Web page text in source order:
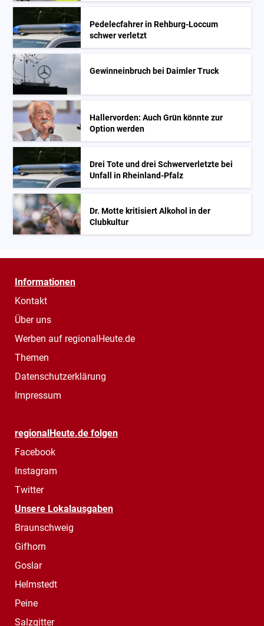
Pedelecfahrer in Rehburg-Loccum
schwer verletzt
Gewinneinbruch bei Daimler Truck
Hallervorden: Auch Grün könnte zur
Option werden
Drei Tote und drei Schwerverletzte bei
Unfall in Rheinland-Pfalz
Dr. Motte kritisiert Alkohol in der
Clubkultur
Informationen
Kontakt
Über uns
Werben auf regionalHeute.de
Themen
Datenschutzerklärung
Impressum
regionalHeute.de folgen
Facebook
Instagram
Twitter
Unsere Lokalausgaben
Braunschweig
Gifhorn
Goslar
Helmstedt
Peine
Salzgitter